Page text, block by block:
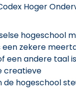
Hoger
hogeschool
zekere
een andere taal
creatieve
hogeschool